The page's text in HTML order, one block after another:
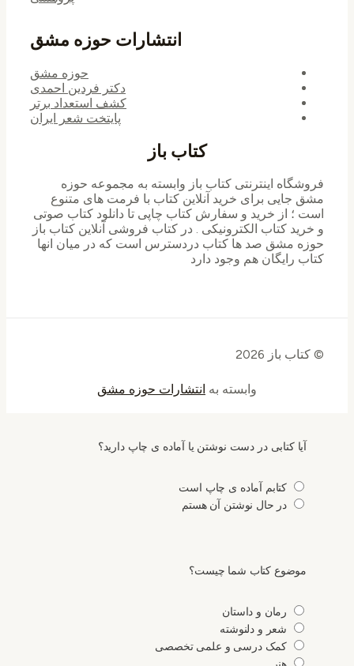
انتشارات حوزه مشق
حوزه مشق
دکتر فردین احمدی
کشف استعداد برتر
پایتخت شعر ایران
کتاب باز
فروشگاه اینترنتی کتاب باز وابسته به مجموعه حوزه
مشق جایی برای خرید ‌آنلاین کتاب با فرمت های متنوع
است ؛ از خرید و سفارش کتاب چاپی تا دانلود کتاب صوتی
و خرید کتاب الکترونیکی . در کتاب فروشی آنلاین کتاب باز
حوزه مشق صد ها کتاب دردسترس است که در میان انها
کتاب رایگان هم وجود دارد
© کتاب باز 2026
وابسته بهانتشارات حوزه مشق
آیا کتابی در دست نوشتن یا آماده ی چاپ دارید؟
کتابم آماده ی چاپ است
در حال نوشتن آن هستم
موضوع کتاب شما چیست؟
رمان و داستان
شعر و دلنوشته
کمک درسی و علمی تخصصی